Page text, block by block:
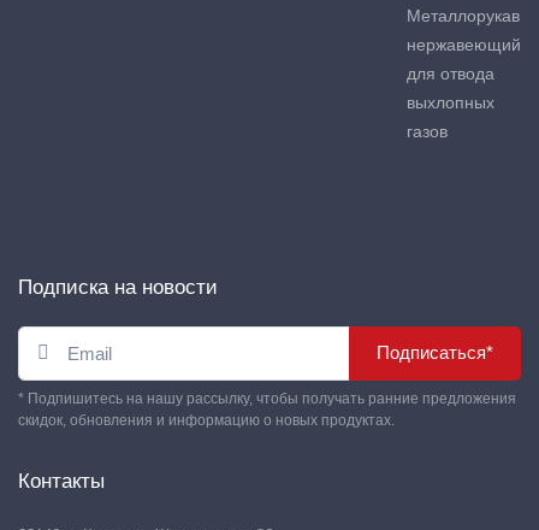
Металлорукав
нержавеющий
для отвода
выхлопных
газов
Подписка на новости
Подписаться*
* Подпишитесь на нашу рассылку, чтобы получать ранние предложения
скидок, обновления и информацию о новых продуктах.
Контакты